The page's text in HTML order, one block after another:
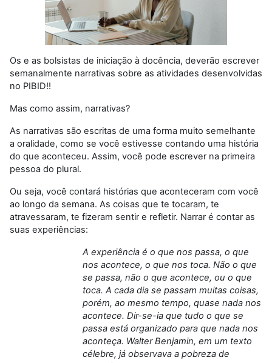
Os e as bolsistas de iniciação à docência, deverão escrever
semanalmente narrativas sobre as atividades desenvolvidas
no PIBID!!
Mas como assim, narrativas?
As narrativas são escritas de uma forma muito semelhante
a oralidade, como se você estivesse contando uma história
do que aconteceu. Assim, você pode escrever na primeira
pessoa do plural.
Ou seja, você contará histórias que aconteceram com você
ao longo da semana. As coisas que te tocaram, te
atravessaram, te fizeram sentir e refletir. Narrar é contar as
suas experiências:
A experiência é o que nos passa, o que
nos acontece, o que nos toca. Não o que
se passa, não o que acontece, ou o que
toca. A cada dia se passam muitas coisas,
porém, ao mesmo tempo, quase nada nos
acontece. Dir-se-ia que tudo o que se
passa está organizado para que nada nos
aconteça. Walter Benjamin, em um texto
célebre, já observava a pobreza de